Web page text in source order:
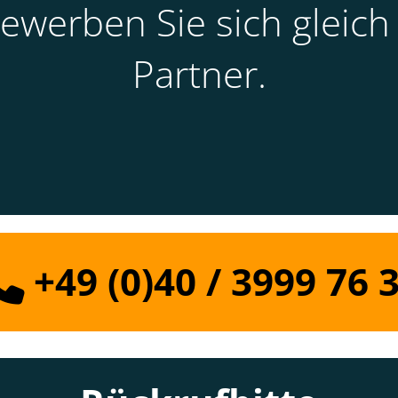
Sie sich
Partner.
+49 (0)40 / 3999 76